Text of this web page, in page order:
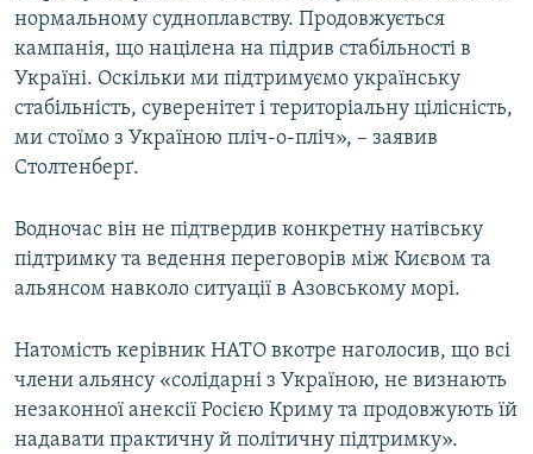
нормальному судноплавству. Продовжується
кампанія, що націлена на підрив стабільності в
Україні. Оскільки ми підтримуємо українську
стабільність, суверенітет і територіальну цілісність,
ми стоїмо з Україною пліч-о-пліч», – заявив
Столтенберґ.
Водночас він не підтвердив конкретну натівську
підтримку та ведення переговорів між Києвом та
альянсом навколо ситуації в Азовському морі.
Натомість керівник НАТО вкотре наголосив, що всі
члени альянсу «солідарні з Україною, не визнають
незаконної анексії Росією Криму та продовжують їй
надавати практичну й політичну підтримку».